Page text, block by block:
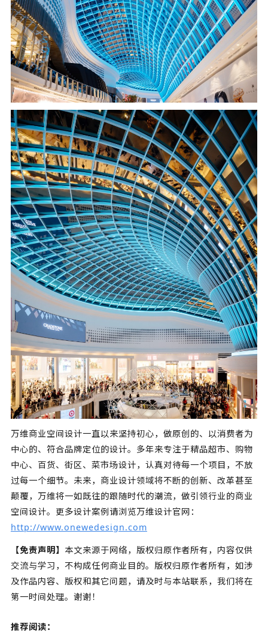
万维商业空间设计一直以来坚持初心，做原创的、以消费者为
中心的、符合品牌定位的设计。多年来专注于精品超市、购物
中心、百货、街区、菜市场设计，认真对待每一个项目，不放
过每一个细节。未来，商业设计领域将不断的创新、改革甚至
颠覆，万维将一如既往的跟随时代的潮流，做引领行业的商业
空间设计。更多设计案例请浏览万维设计官网：
http://www.onewedesign.com
【免责声明】 本文来源于网络，版权归原作者所有，内容仅供
交流与学习，不构成任何商业目的。版权归原作者所有，如涉
及作品内容、版权和其它问题，请及时与本站联系，我们将在
第一时间处理。谢谢！
推荐阅读：